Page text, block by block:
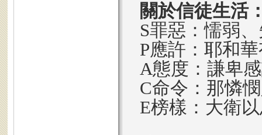
關於信徒生活
S罪惡：懦弱
P應許：耶和
A態度：謙卑
C命令：那憐
E榜樣：大衛